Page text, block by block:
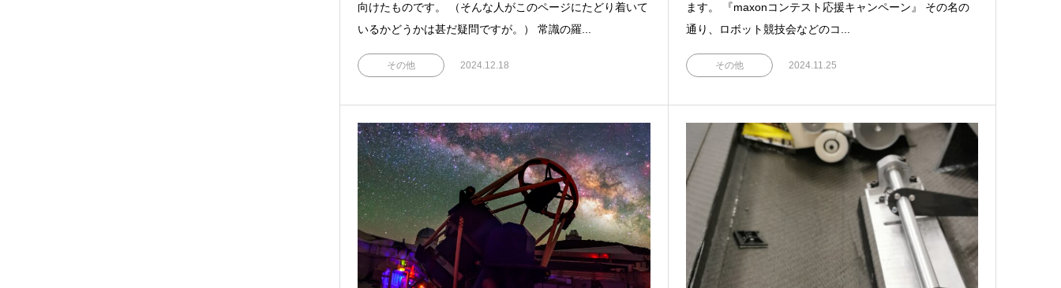
向けたものです。 （そんな人がこのページにたどり着いて
いるかどうかは甚だ疑問ですが。） 常識の羅...
その他 2024.12.18
ます。 『maxonコンテスト応援キャンペーン』 その名の
通り、ロボット競技会などのコ...
その他 2024.11.25